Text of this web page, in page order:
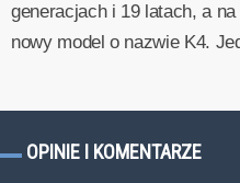
generacjach i 19 latach, a
nowy model o nazwie K4.
OPINIE I KOMENTARZE